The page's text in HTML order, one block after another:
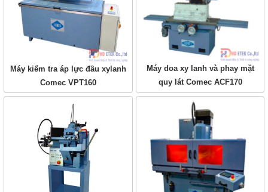
Máy kiểm tra áp lực đầu xylanh
Comec VPT160
Máy doa xy lanh và phay mặt
quy lát Comec ACF170